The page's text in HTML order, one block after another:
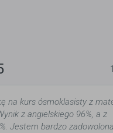
na kurs ósmoklasisty z
z angielskiego 96%, a z
Jestem bardzo